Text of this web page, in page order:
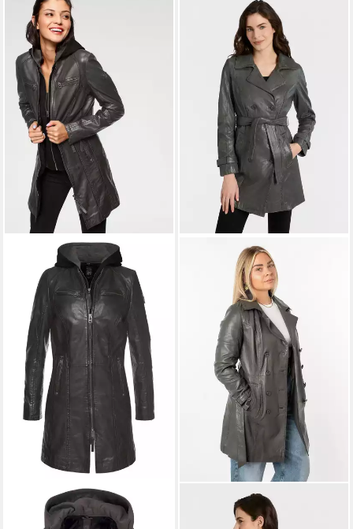
MAURITIUS
Ledermantel Bente 2-in-1-
MAURITIUS
Ledermantel GWTaresa (2-